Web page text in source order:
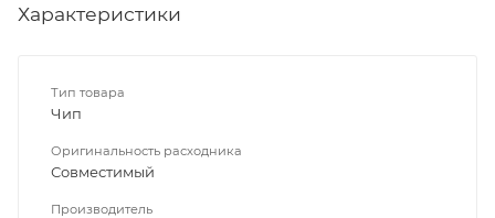
Характеристики
Тип товара
Чип
Оригинальность расходника
Совместимый
Производитель